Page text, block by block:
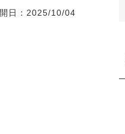
日 ：2025/10/04